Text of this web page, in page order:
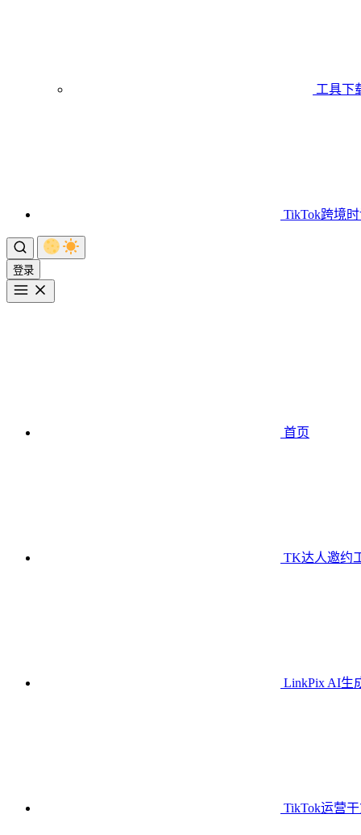
工具下
TikTok跨境
登录
首页
TK达人邀约
LinkPix AI生
TikTok运营